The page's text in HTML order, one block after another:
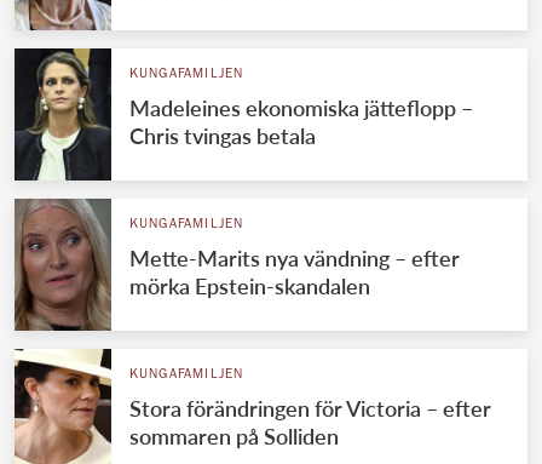
KUNGAFAMILJEN
Madeleines ekonomiska jätteflopp –
Chris tvingas betala
KUNGAFAMILJEN
Mette-Marits nya vändning – efter
mörka Epstein-skandalen
KUNGAFAMILJEN
Stora förändringen för Victoria – efter
sommaren på Solliden